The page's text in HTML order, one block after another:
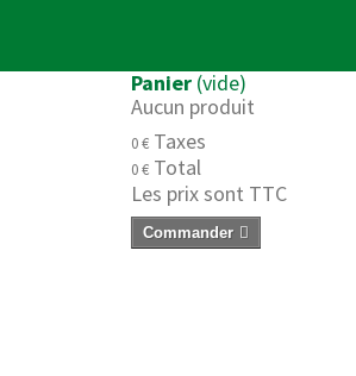
Panier (vide)
Aucun produit
0 € Taxes
0 € Total
Les prix sont TTC
Commander